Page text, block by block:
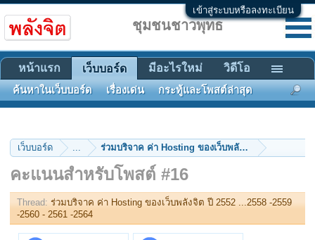
เข้าสู่ระบบหรือลงทะเบียน
เว็บบอร์ด ...
คะแนนสำหรับโพสต์ #16
Thread: ร่วมบริจาค ค่า Hosting ของเว็บพลังจิต ปี 2552 ...2558 -2559
-2560 - 2561 -2564
ชุมชนชาวพุทธ
หน้าแรก เว็บบอร์ด
ค้นหาในเว็บบอร์ด เรื่องเด่น กระทู้และโพสต์ล่าสุด
มีอะไรใหม่ วิดีโอ